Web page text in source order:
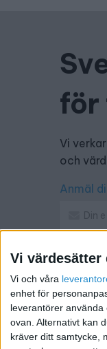
Vi
Vi och våra
enhet för
leverantörer
ovan. Alternativt kan
kräver ditt samtycke,
för
Vi
och
Anmäl
@ 2026